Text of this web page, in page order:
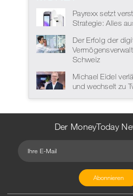
Payrexx setzt
Strategie: Alles
Der Erfolg der
Schweiz
Michael Eidel
und wechselt zu
Der MoneyToday